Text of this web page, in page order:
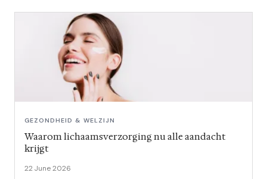
GEZONDHEID & WELZIJN
Waarom lichaamsverzorging nu alle aandacht
krijgt
22 June 2026